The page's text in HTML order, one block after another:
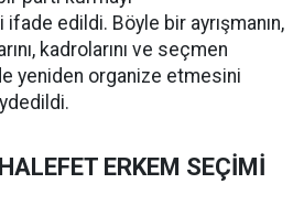
edildi. Böyle bir ayrışmanın,
kadrolarını ve seçmen
yeniden organize etmesini
ERKEM SEÇİMİ